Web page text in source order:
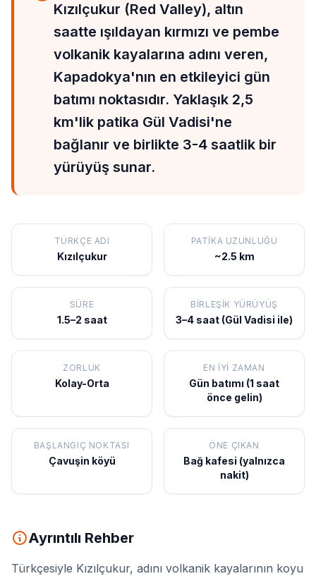
Kızılçukur (Red Valley), altın
saatte ışıldayan kırmızı ve pembe
volkanik kayalarına adını veren,
Kapadokya'nın en etkileyici gün
batımı noktasıdır. Yaklaşık 2,5
km'lik patika Gül Vadisi'ne
bağlanır ve birlikte 3-4 saatlik bir
yürüyüş sunar.
TÜRKÇE ADI
Kızılçukur
PATIKA UZUNLUĞU
~2.5 km
SÜRE
1.5–2 saat
BIRLEŞIK YÜRÜYÜŞ
3–4 saat (Gül Vadisi ile)
ZORLUK
Kolay-Orta
EN İYI ZAMAN
Gün batımı (1 saat
önce gelin)
BAŞLANGIÇ NOKTASI
Çavuşin köyü
ÖNE ÇIKAN
Bağ kafesi (yalnızca
nakit)
Ayrıntılı Rehber
Türkçesiyle Kızılçukur, adını volkanik kayalarının koyu